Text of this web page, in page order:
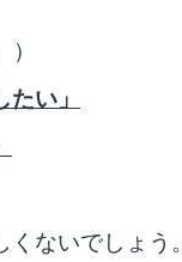
い」
ないでしょう。